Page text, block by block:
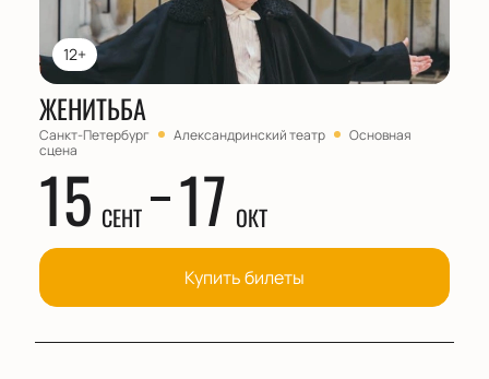
12+
ЖЕНИТЬБА
Санкт-Петербург Александринский театр
Основная
сцена
15 СЕНТ 17 ОКТ
Купить билеты